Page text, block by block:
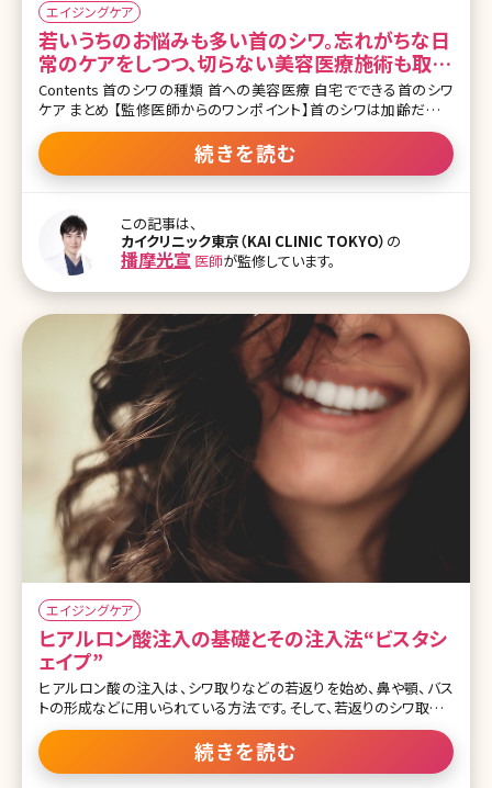
エイジングケア
若いうちのお悩みも多い首のシワ。忘れがちな日
常のケアをしつつ、切らない美容医療施術も取り
入れて
Contents 首のシワの種類 首への美容医療 自宅でできる首のシワ
ケア まとめ 【監修医師からのワンポイント】首のシワは加齢だけで
なく姿勢や癖など日常習慣の影響も大きい部位です。深くなる前ほど
改善しやすいため、まずは保湿や紫外線対策を習慣づけましょう。美
容医療では、ダウンタイムの短い注入治療から、たるみが目立つ方向
上がりは医師の経験や審美眼によって変わります。施術を検討され
る際は、医師選びを慎重に行うことをお勧めします。 首をびよーんと
引っ張る癖のある方いらっしゃいませんか?ドキッとしたそこのあな
た。首を見てみると、首のたるみやシワになっているかもしれません。
続きを読む
この記事は、
カイクリニック東京（KAI CLINIC TOKYO） の
播摩光宣 医師が監修しています。
エイジングケア
ヒアルロン酸注入の基礎とその注入法“ビスタシ
ェイプ”
ヒアルロン酸の注入は、シワ取りなどの若返りを始め、鼻や顎、バス
トの形成などに用いられている方法です。そして、若返りのシワ取りと
いえば、ボツリヌス治療（ボトックス）もよく知られていますね。ヒアル
ロン酸注入やボツリヌス治療はそれぞれに異なった特徴を持ち、そ
れぞれに若返りのシワ取りを実現させる方法ですが、現在では、より
続きを読む